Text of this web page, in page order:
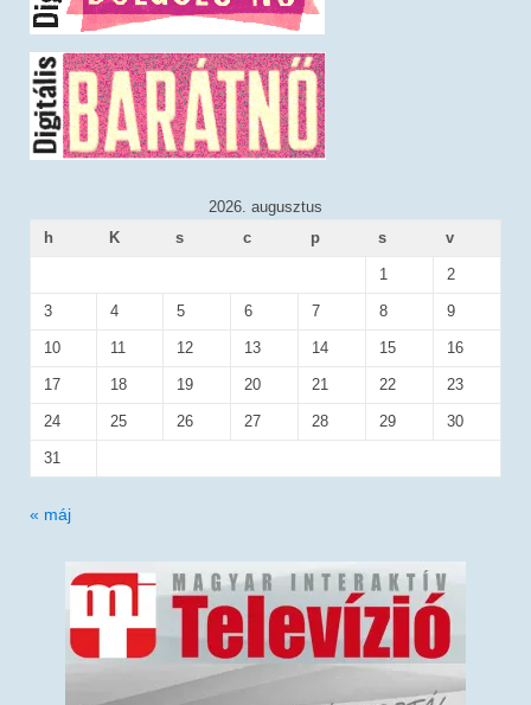
2026. augusztus
h
K s c p s v
1 2
3 4 5 6 7 8 9
10 11 12 13 14 15 16
17 18 19 20 21 22 23
24 25 26 27 28 29 30
31
« máj